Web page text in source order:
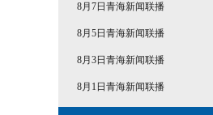
8月7日青海新闻联播
8月5日青海新闻联播
8月3日青海新闻联播
8月1日青海新闻联播